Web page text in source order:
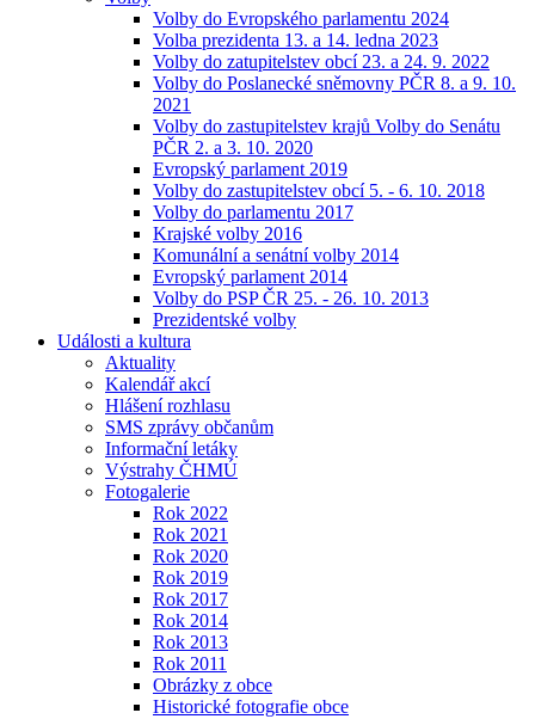
Volby do Evropského parlamentu 2024
Volba prezidenta 13. a 14. ledna 2023
Volby do zatupitelstev obcí 23. a 24. 9. 2022
Volby do Poslanecké sněmovny PČR 8. a 9. 10.
2021
Volby do zastupitelstev krajů Volby do Senátu
PČR 2. a 3. 10. 2020
Evropský parlament 2019
Volby do zastupitelstev obcí 5. - 6. 10. 2018
Volby do parlamentu 2017
Krajské volby 2016
Komunální a senátní volby 2014
Evropský parlament 2014
Volby do PSP ČR 25. - 26. 10. 2013
Prezidentské volby
Události a kultura
Aktuality
Kalendář akcí
Hlášení rozhlasu
SMS zprávy občanům
Informační letáky
Výstrahy ČHMÚ
Fotogalerie
Rok 2022
Rok 2021
Rok 2020
Rok 2019
Rok 2017
Rok 2014
Rok 2013
Rok 2011
Obrázky z obce
Historické fotografie obce